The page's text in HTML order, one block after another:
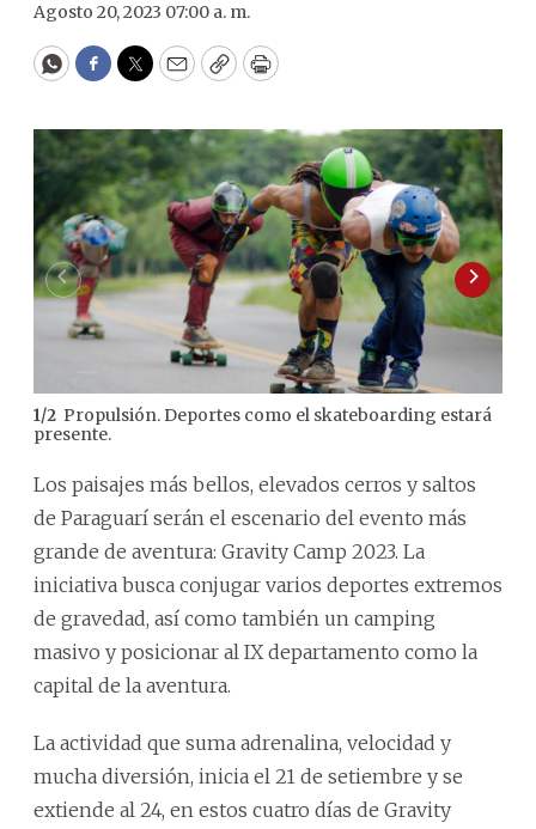
Agosto 20, 2023 07:00 a. m.
WhatsApp
Facebook
Twitter
EmailCopyPrint
1/2 Propulsión. Deportes como el skateboarding estará
presente.
Los paisajes más bellos, elevados cerros y saltos
de Paraguarí serán el escenario del evento más
grande de aventura: Gravity Camp 2023. La
iniciativa busca conjugar varios deportes extremos
de gravedad, así como también un camping
masivo y posicionar al IX departamento como la
capital de la aventura.
La actividad que suma adrenalina, velocidad y
mucha diversión, inicia el 21 de setiembre y se
extiende al 24, en estos cuatro días de Gravity